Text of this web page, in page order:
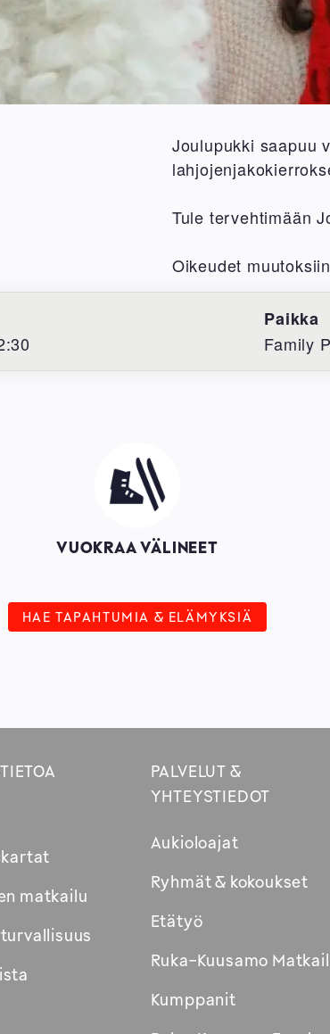
Joulupukki saapuu
Tule tervehtimään
Oikeudet
Paikka
Family
Image
VUOKRAA VÄLINEET
HAE TAPAHTUMIA & ELÄMYKSIÄ
matkailu
PALVELUT &
YHTEYSTIEDOT
Aukioloajat
Ryhmät & kokoukset
Etätyö
Ruka-Kuusamo
Kumppanit